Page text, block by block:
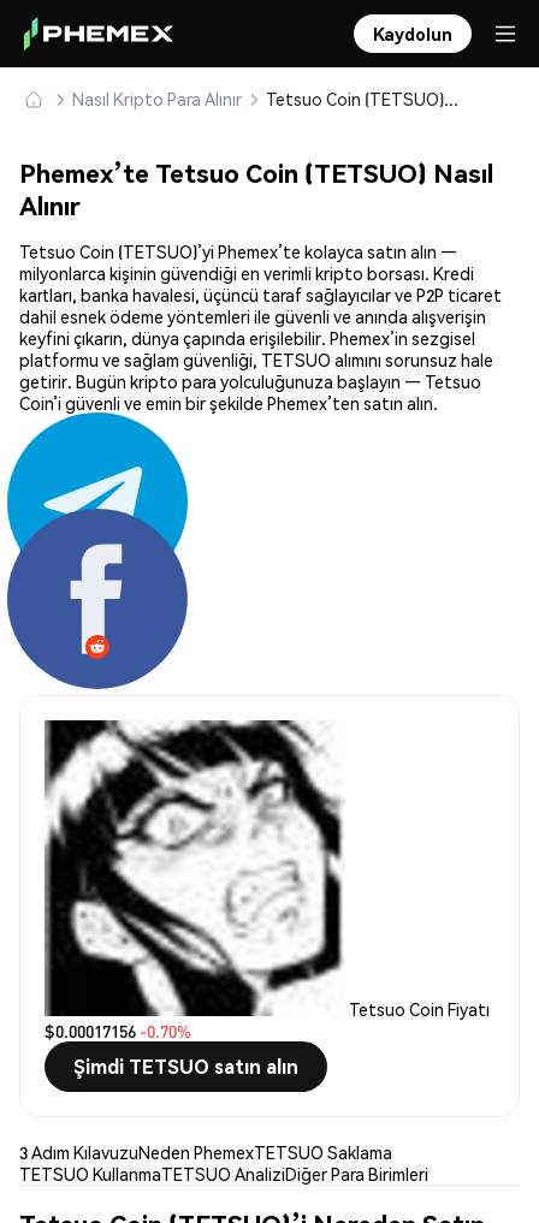
Kaydolun
Nasıl Kripto Para Alınır Tetsuo Coin (TETSUO) Güvenle Satın Alın ve Saklayın
Phemex’te Tetsuo Coin (TETSUO) Nasıl
Alınır
Tetsuo Coin (TETSUO)’yi Phemex’te kolayca satın alın —
milyonlarca kişinin güvendiği en verimli kripto borsası. Kredi
kartları, banka havalesi, üçüncü taraf sağlayıcılar ve P2P ticaret
dahil esnek ödeme yöntemleri ile güvenli ve anında alışverişin
keyfini çıkarın, dünya çapında erişilebilir. Phemex’in sezgisel
platformu ve sağlam güvenliği, TETSUO alımını sorunsuz hale
getirir. Bugün kripto para yolculuğunuza başlayın — Tetsuo
Coin’i güvenli ve emin bir şekilde Phemex’ten satın alın.
Paylaş:
Tetsuo Coin Fiyatı
$0.00017156 -0.70%
Şimdi TETSUO satın alın
3 Adım KılavuzuNeden PhemexTETSUO Saklama
TETSUO KullanmaTETSUO AnaliziDiğer Para Birimleri